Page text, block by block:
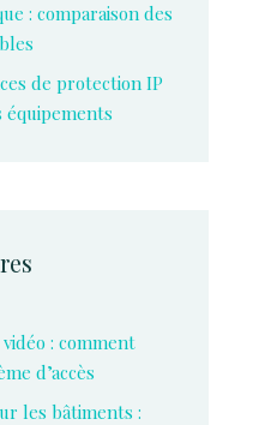
: comparaison des
de protection IP
: comment
d’accès
les bâtiments :